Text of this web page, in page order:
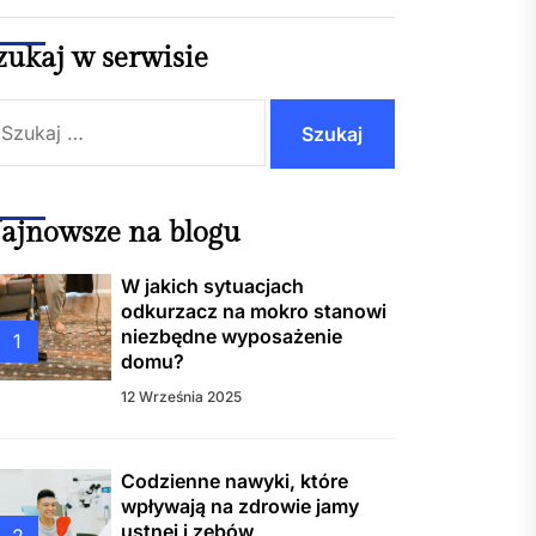
nawyki, które
na zdrowie jamy ustnej
warto czekać do ostatniej
biletomatów jako
w cyfryzacji transportu i
publicznych
Gliwice – kompleksowa
i wsparcie od Quo
w serwisie
na blogu
1
W jakich sytuacjach
odkurzacz na mokro stanowi
niezbędne wyposażenie
domu?
12 Września 2025
Codzienne nawyki, które
wpływają na zdrowie jamy
ustnej i zębów